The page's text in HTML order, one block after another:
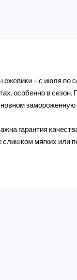
ежевики – с июля по
особенно в
гарантия
мягких или